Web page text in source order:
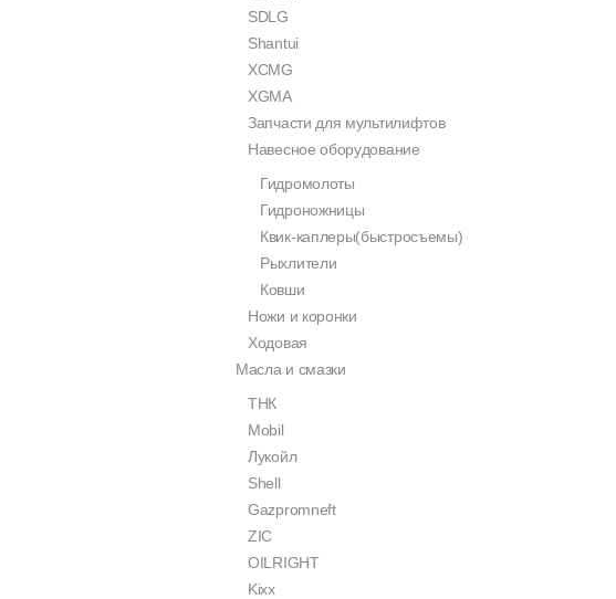
SDLG
Shantui
XCMG
XGMA
Запчасти для мультилифтов
Навесное оборудование
Гидромолоты
Гидроножницы
Квик-каплеры(быстросъемы)
Рыхлители
Ковши
Ножи и коронки
Ходовая
Масла и смазки
ТНК
Mobil
Лукойл
Shell
Gazpromneft
ZIC
OILRIGHT
Kixx